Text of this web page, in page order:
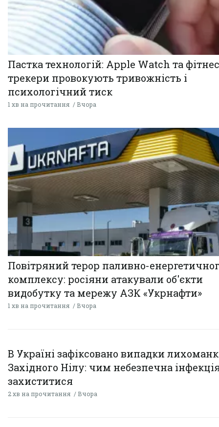
Пастка технологій: Apple Watch та
трекери провокують тривожність і
психологічний тиск
1 хв на прочитання Вчора
Повітряний терор паливно-
комплексу: росіяни атакували об'єкти
видобутку та мережу АЗК «Укрнафти»
1 хв на прочитання Вчора
В Україні зафіксовано випадки
Західного Нілу: чим небезпечна
захиститися
2 хв на прочитання Вчора